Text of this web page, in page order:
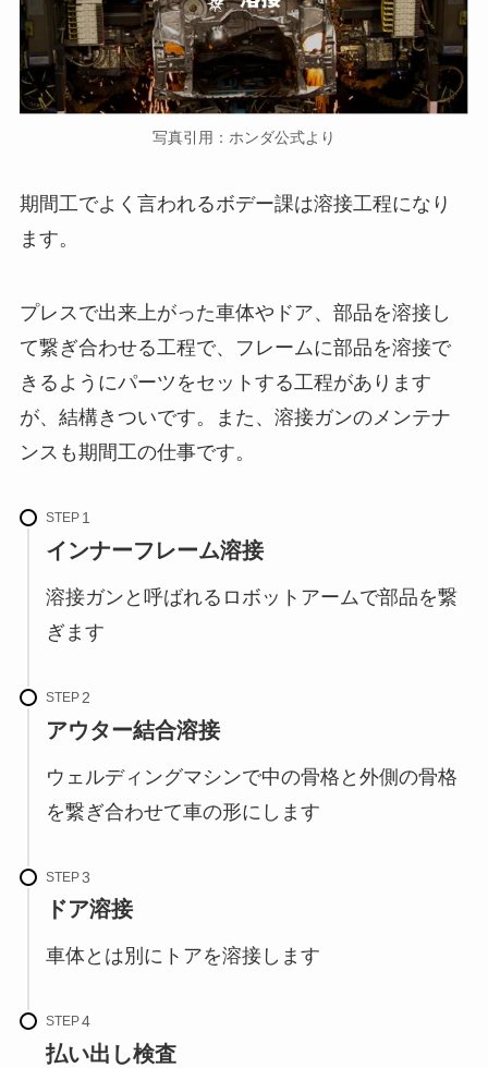
写真引用：ホンダ公式より
期間工でよく言われるボデー課は溶接工程になり
ます。
プレスで出来上がった車体やドア、部品を溶接し
て繋ぎ合わせる工程で、フレームに部品を溶接で
きるようにパーツをセットする工程があります
が、結構きついです。また、溶接ガンのメンテナ
ンスも期間工の仕事です。
STEP
インナーフレーム溶接
溶接ガンと呼ばれるロボットアームで部品を繋
ぎます
STEP
アウター結合溶接
ウェルディングマシンで中の骨格と外側の骨格
を繋ぎ合わせて車の形にします
STEP
ドア溶接
車体とは別にトアを溶接します
STEP
払い出し検査